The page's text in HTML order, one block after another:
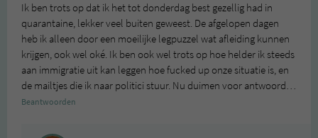
Ik ben trots op dat ik het tot donderdag best gezellig had in
quarantaine, lekker veel buiten geweest. De afgelopen dagen
heb ik alleen door een moeilijke legpuzzel wat afleiding kunnen
krijgen, ook wel oké. Ik ben ook wel trots op hoe helder ik steeds
aan immigratie uit kan leggen hoe fucked up onze situatie is, en
de mailtjes die ik naar politici stuur. Nu duimen voor antwoord…
Beantwoorden